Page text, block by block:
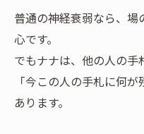
普通の神経衰弱なら、
心です。
でもナナは、他の人の手
「今この人の手札に何
あります。